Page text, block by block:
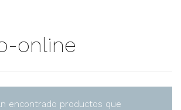
online
encontrado productos que